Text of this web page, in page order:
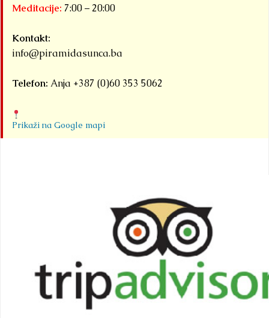
Meditacije: 7:00 – 20:00
Kontakt:
info@piramidasunca.ba
Telefon: Anja +387 (0)60 353 5062
Prikaži na Google mapi